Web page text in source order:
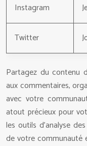
Instagram
Twitter
Partagez du contenu
aux commentaires,
avec votre
atout précieux pour
les outils d’analyse
de votre communauté